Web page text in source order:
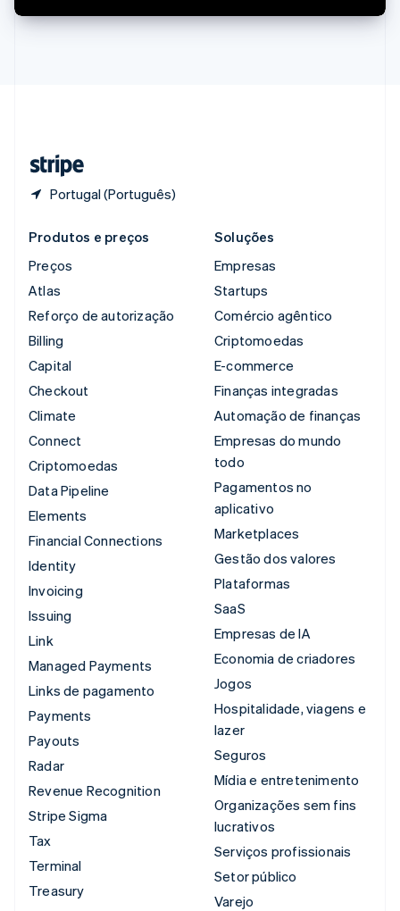
Portugal (Português)
Singapura
Produtos e preços
Preços
Atlas
Reforço de autorização
Billing
Capital
Checkout
Climate
Connect
Criptomoedas
Data Pipeline
Elements
Financial Connections
Identity
Invoicing
Issuing
Link
Managed Payments
Links de pagamento
Payments
Payouts
Radar
Revenue Recognition
Stripe Sigma
Tax
Terminal
Treasury
Soluções
Empresas
Startups
Comércio agêntico
Criptomoedas
E-commerce
Finanças integradas
Automação de finanças
Empresas do mundo
todo
Pagamentos no
aplicativo
Marketplaces
Gestão dos valores
Plataformas
SaaS
Empresas de IA
Economia de criadores
Jogos
Hospitalidade, viagens e
lazer
Seguros
Mídia e entretenimento
Organizações sem fins
lucrativos
Serviços profissionais
Setor público
Varejo